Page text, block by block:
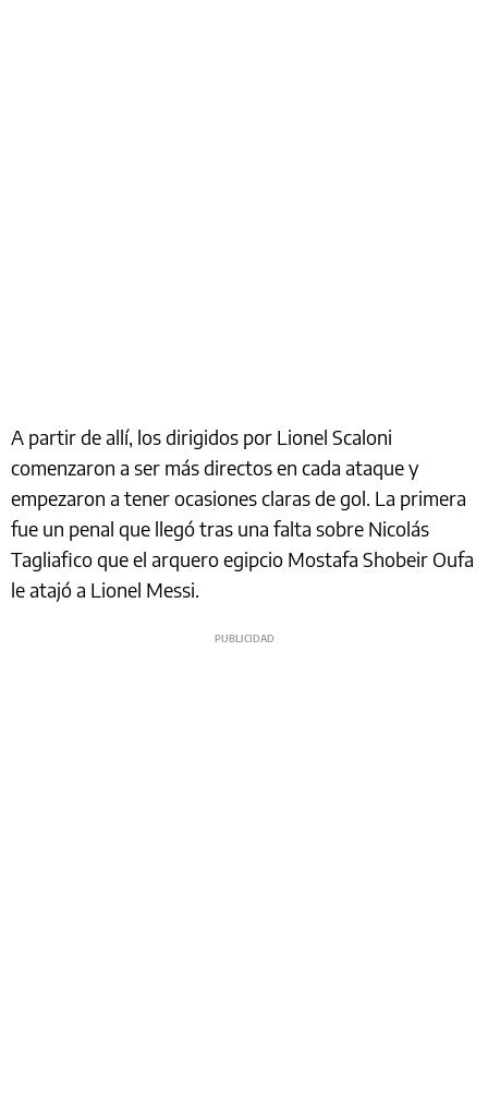
A partir de allí, los dirigidos por Lionel Scaloni
comenzaron a ser más directos en cada ataque y
empezaron a tener ocasiones claras de gol. La primera
fue un penal que llegó tras una falta sobre Nicolás
Tagliafico que el arquero egipcio Mostafa Shobeir Oufa
le atajó a Lionel Messi.